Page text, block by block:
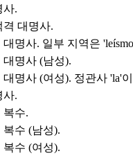
사.
격 대명사.
명사. 일부 지역은
대명사 (남성).
대명사 (여성). 정관사 'la'
사.
복수.
수 (남성).
수 (여성).